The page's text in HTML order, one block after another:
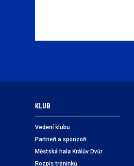
KLUB
Vedení klubu
Partneři a sponzoři
Městská hala Králův Dvůr
Rozpis tréninků